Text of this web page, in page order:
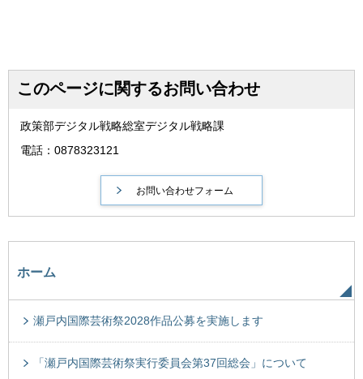
このページに関するお問い合わせ
政策部デジタル戦略総室デジタル戦略課
電話：0878323121
ホーム
瀬戸内国際芸術祭2028作品公募を実施します
「瀬戸内国際芸術祭実行委員会第37回総会」について